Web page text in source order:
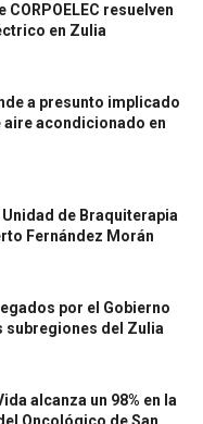
resuelven
en Zulia
a presunto implicado
aire acondicionado en
de Braquiterapia
Fernández Morán
por el Gobierno
subregiones del Zulia
alcanza un 98% en la